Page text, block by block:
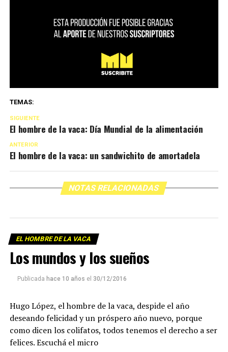
TEMAS:
SIGUIENTE
El hombre de la vaca: Día Mundial de la alimentación
ANTERIOR
El hombre de la vaca: un sandwichito de amortadela
NOTAS RELACIONADAS
EL HOMBRE DE LA VACA
Los mundos y los sueños
Publicada hace 10 años el 30/12/2016
Hugo López, el hombre de la vaca, despide el año
deseando felicidad y un próspero año nuevo, porque
como dicen los colifatos, todos tenemos el derecho a ser
felices. Escuchá el micro